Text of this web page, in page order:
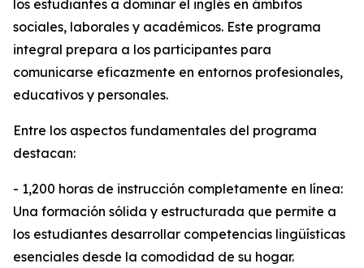
los estudiantes a dominar el inglés en ámbitos
sociales, laborales y académicos. Este programa
integral prepara a los participantes para
comunicarse eficazmente en entornos profesionales,
educativos y personales.
Entre los aspectos fundamentales del programa
destacan:
- 1,200 horas de instrucción completamente en línea:
Una formación sólida y estructurada que permite a
los estudiantes desarrollar competencias lingüísticas
esenciales desde la comodidad de su hogar.